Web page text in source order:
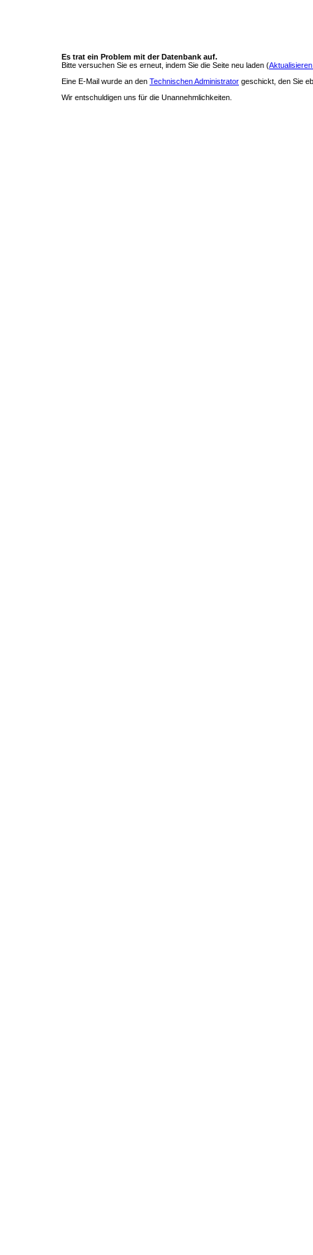
Es trat ein Problem mit der Datenbank auf.
Bitte versuchen Sie es erneut, indem Sie die Seite neu laden (
Eine E-Mail wurde an den Technischen Administrator geschickt, den Sie
Wir entschuldigen uns für die Unannehmlichkeiten.